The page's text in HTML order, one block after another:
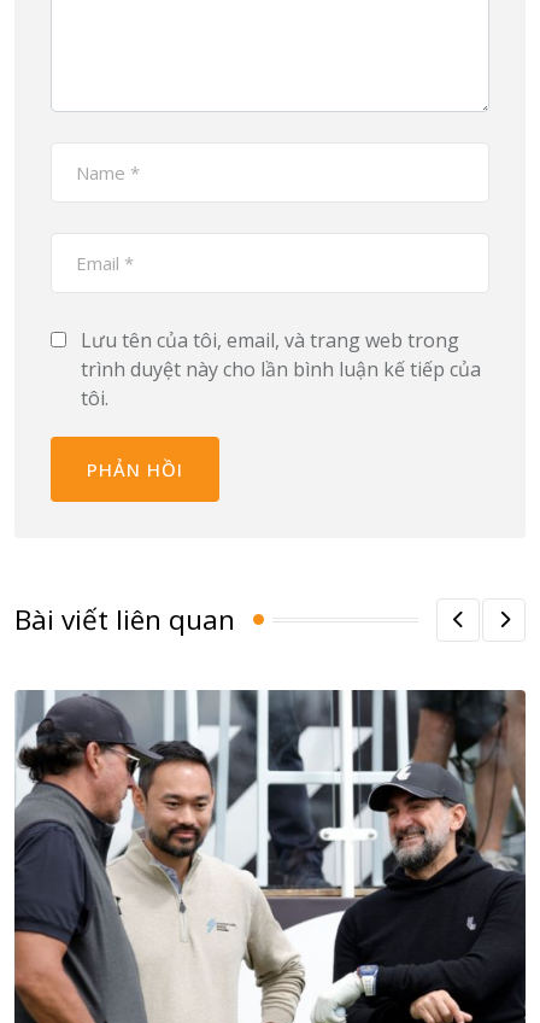
Lưu tên của tôi, email, và trang web trong
trình duyệt này cho lần bình luận kế tiếp của
tôi.
Bài viết liên quan